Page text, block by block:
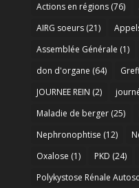
Actions en régions(76)
AIRG soeurs(21)
Assemblée Générale (1)
don d'organe (64)
JOURNEE REIN (2)
Maladie de berger(25)
Nephronophtise (12)
Oxalose (1) PKD (24)
Polykystose Rénale